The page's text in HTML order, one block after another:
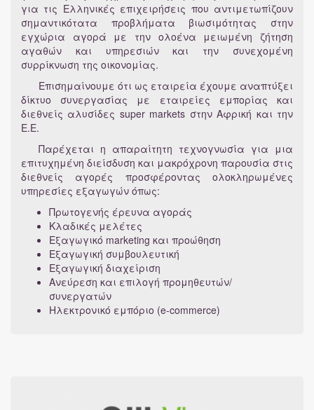
για τις Ελληνικές επιχειρήσεις που αντιμετωπίζουν
σημαντικότατα προβλήματα βιωσιμότητας στην
εγχώρια αγορά με την ολοένα μειωμένη ζήτηση
αγαθών και υπηρεσιών και την συνεχομένη
συρρίκνωση της οικονομίας.
Επισημαίνουμε ότι ως εταιρεία έχουμε αναπτύξει
δίκτυο συνεργασίας με εταιρείες εμπορίας και
διεθνείς αλυσίδες super markets στην Αφρική και την
Ε.Ε.
Παρέχεται η απαραίτητη τεχνογνωσία για μια
επιτυχημένη διείσδυση και μακρόχρονη παρουσία στις
διεθνείς αγορές προσφέροντας ολοκληρωμένες
υπηρεσίες εξαγωγών όπως:
Πρωτογενής έρευνα αγοράς
Κλαδικές μελέτες
Εξαγωγικό marketing και προώθηση
Eξαγωγική συμβουλευτική
Εξαγωγική διαχείριση
Ανεύρεση και επιλογή προμηθευτών/
συνεργατών
Ηλεκτρονικό εμπόριο (e-commerce)